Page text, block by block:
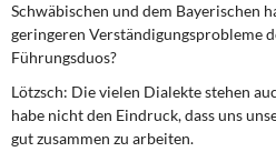
Schwäbischen und dem Bayerischen
geringeren Verständigungsprobleme
Führungsduos?
Lötzsch: Die vielen Dialekte stehen
habe nicht den Eindruck, dass uns
gut zusammen zu arbeiten.